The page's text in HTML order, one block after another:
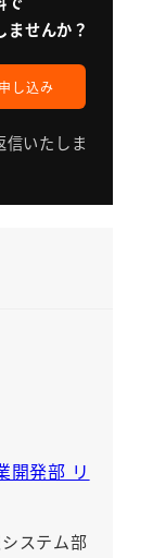
ませんか？
し込み
信いたしま
開発部 リ
ステム部